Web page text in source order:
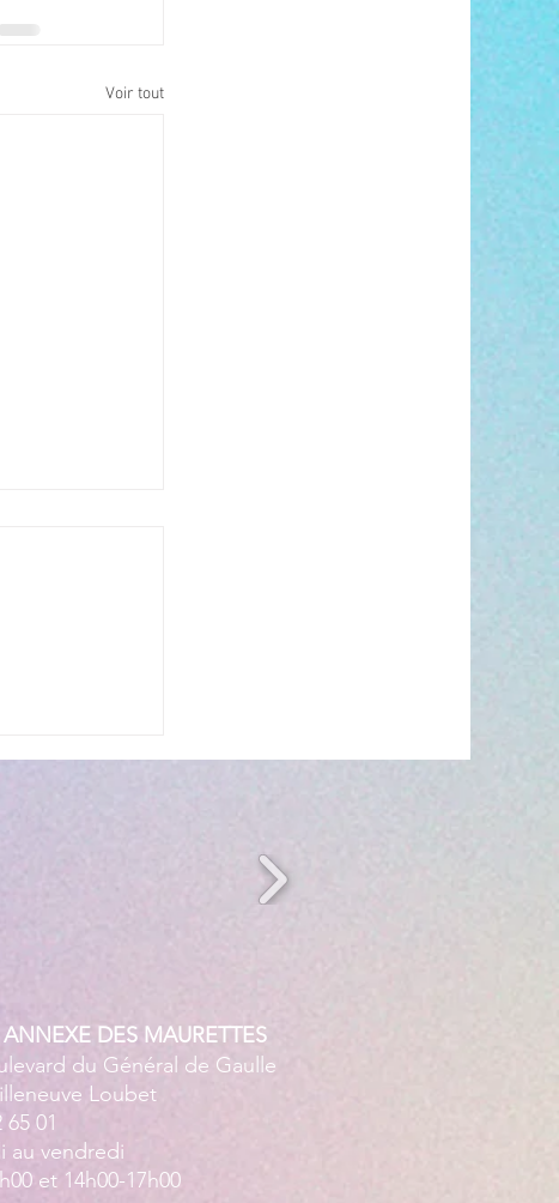
Voir tout
! ☀️🎤
DES MAURETTES
du Général de Gaulle
Loubet
65 01
au vendredi
et 14h00-17h00